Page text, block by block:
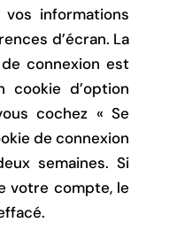
informations
d’écran. La
connexion est
cookie d’option
cochez « Se
de connexion
semaines. Si
votre compte, le